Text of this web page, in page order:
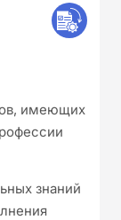
имеющих
знаний